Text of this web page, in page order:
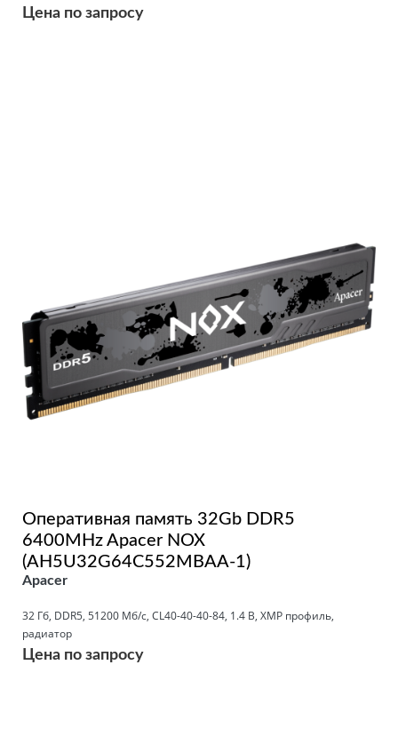
Цена по запросу
Оперативная память 32Gb DDR5
6400MHz Apacer NOX
(AH5U32G64C552MBAA-1)
Apacer
32 Гб, DDR5, 51200 Мб/с, CL40-40-40-84, 1.4 В, XMP профиль,
радиатор
Цена по запросу